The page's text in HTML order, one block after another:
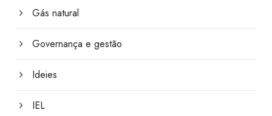
Gás natural
Governança e gestão
Ideies
IEL